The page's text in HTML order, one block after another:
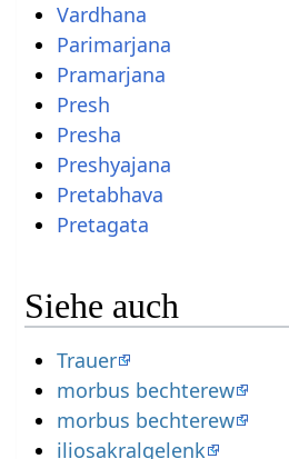
Vardhana
Parimarjana
Pramarjana
Presh
Presha
Preshyajana
Pretabhava
Pretagata
Siehe auch
Trauer
morbus bechterew
morbus bechterew
iliosakralgelenk